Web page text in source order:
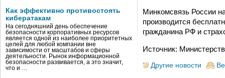
Как эффективно противостоять
кибератакам
На сегодняшний день обеспечение
безопасности корпоративных ресурсов
является одной из наиболее приоритетных
целей для любой компании вне
зависимости от масштабов и сферы
деятельности. Рынок информационной
безопасности развивается, а это значит,
что и …
Минкомсвязь России
производится
гражданина РФ и
Источник:
Другие новости